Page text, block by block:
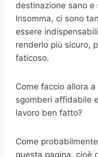
destinazione sano e
Insomma, ci sono
essere
renderlo più sicuro,
faticoso.
Come faccio allora a
sgomberi affidabile
lavoro ben fatto?
Come
questa pagina, cioè